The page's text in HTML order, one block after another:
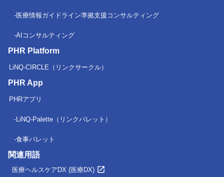
医療情報ガイドライン準拠支援コンサルティング
AIコンサルティング
PHR Platform
LiNQ-CIRCLE（リンクサークル）
PHR App
PHRアプリ
LiNQ-Palette（リンクパレット）
食事パレット
関連用語
医療ヘルスケアDX (医療DX)